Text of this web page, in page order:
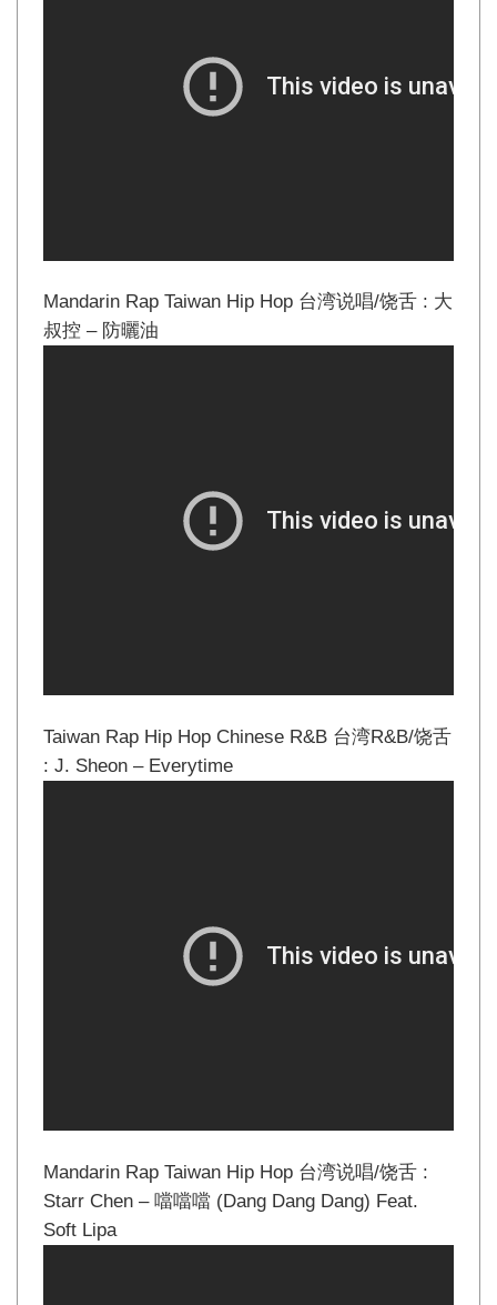
Mandarin Rap Taiwan Hip Hop 台湾说唱/饶舌 : 大
叔控 – 防曬油
Taiwan Rap Hip Hop Chinese R&B 台湾R&B/饶舌
: J. Sheon – Everytime
Mandarin Rap Taiwan Hip Hop 台湾说唱/饶舌 :
Starr Chen – 噹噹噹 (Dang Dang Dang) Feat.
Soft Lipa